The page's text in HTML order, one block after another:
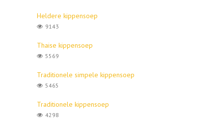
Heldere kippensoep
9143
Thaise kippensoep
5569
Traditionele simpele kippensoep
5465
Traditionele kippensoep
4298